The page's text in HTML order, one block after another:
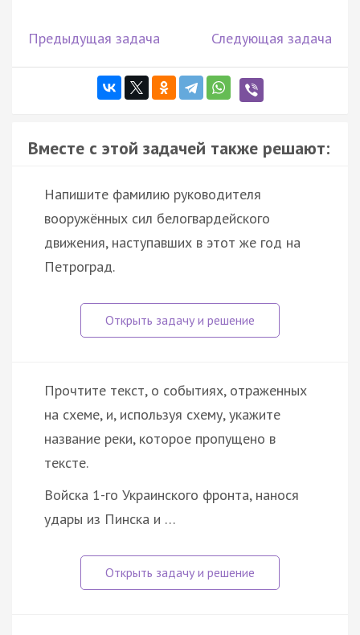
Предыдущая задача Следующая задача
Вместе с этой задачей также решают:
Напишите фамилию руководителя
вооружённых сил белогвардейского
движения, наступавших в этот же год на
Петроград.
Прочтите текст, о событиях, отраженных
на схеме, и, используя схему, укажите
название реки, которое пропущено в
тексте.
Войска 1-го Украинского фронта, нанося
удары из Пинска и …